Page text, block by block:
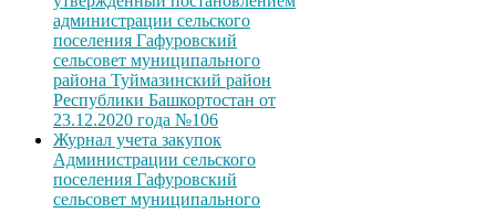
администрации сельского
поселения Гафуровский
сельсовет муниципального
района Туймазинский район
Республики Башкортостан от
23.12.2020 года №106
Журнал учета закупок
Администрации сельского
поселения Гафуровский
сельсовет муниципального